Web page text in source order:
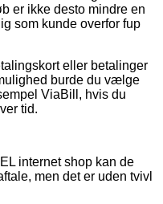
er ikke desto mindre en
som kunde overfor fup
eller betalinger
burde du vælge
ViaBill, hvis du
tid.
internet shop kan de
men det er uden tvivl